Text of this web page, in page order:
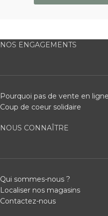
NOS ENGAGEMENTS
Pourquoi pas de vente en
Coup de coeur solidaire
NOUS CONNAÎTRE
Qui sommes-nous ?
Localiser nos magasins
Contactez-nous